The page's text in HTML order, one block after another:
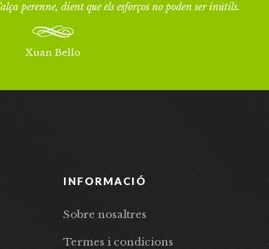
perenne, dient que els esforços no poden ser inútils.
Xuan Bello
INFORMACIÓ
Sobre nosaltres
Termes i condicions